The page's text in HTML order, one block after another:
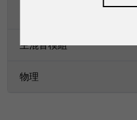
主混音模組
物理